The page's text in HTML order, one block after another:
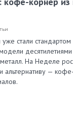
стали стандартом
На Неделе
альтернативу —